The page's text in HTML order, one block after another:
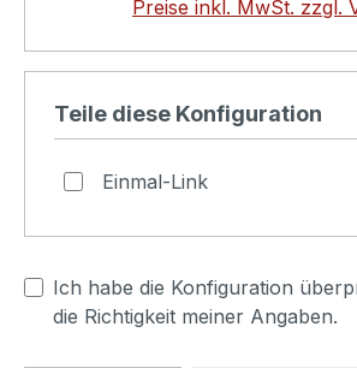
Produkt konfigurieren
Preise inkl. MwSt. zzgl.
Teile diese Konfiguration
Einmal-Link
Ich habe die Konfiguration
die Richtigkeit meiner Angaben.